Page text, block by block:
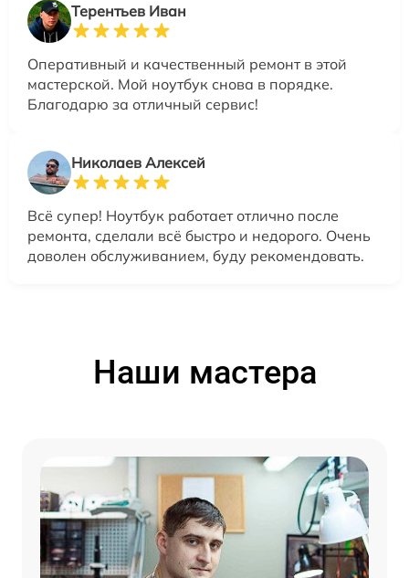
Терентьев Иван
Оперативный и качественный ремонт в этой
мастерской. Мой ноутбук снова в порядке.
Благодарю за отличный сервис!
Николаев Алексей
Всё супер! Ноутбук работает отлично после
ремонта, сделали всё быстро и недорого. Очень
доволен обслуживанием, буду рекомендовать.
Наши мастера